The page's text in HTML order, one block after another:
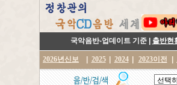
국악음반-업데이트 기준 | 출반현
2026년신보 2025 2024 2023이전